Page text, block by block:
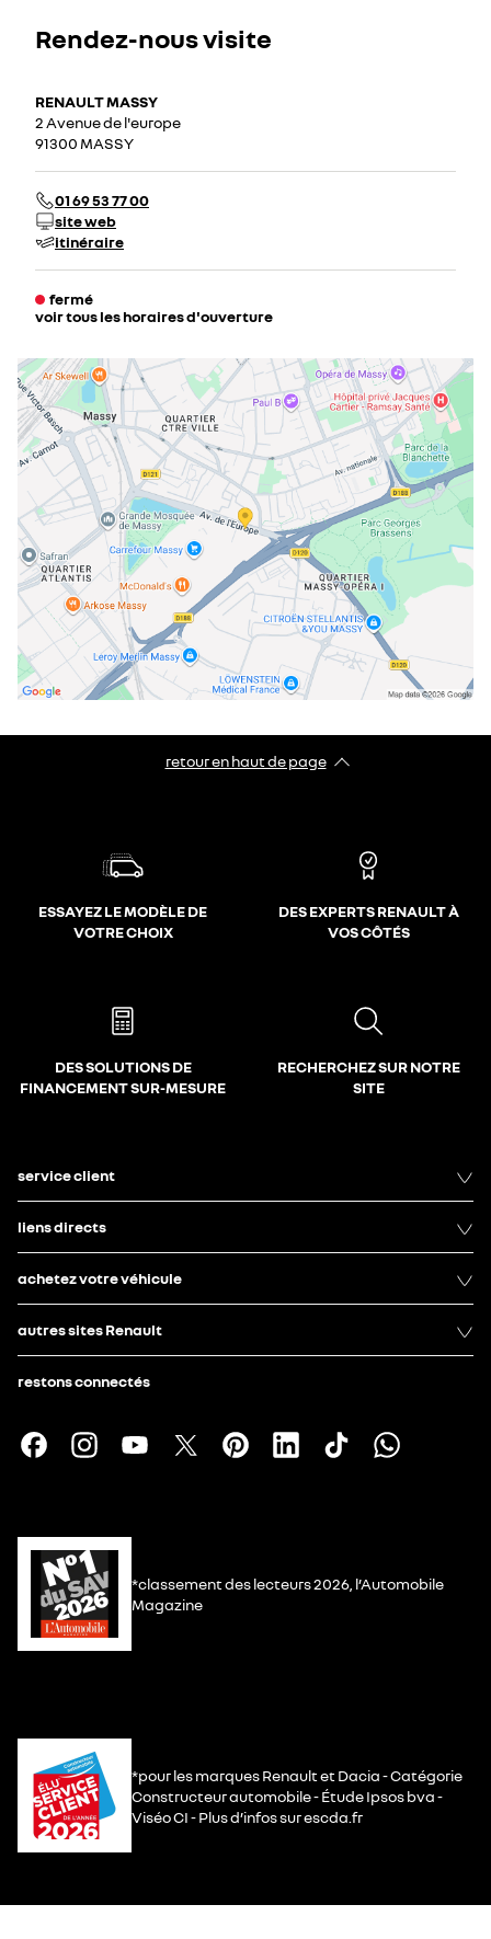
Rendez-nous visite
RENAULT MASSY
2 Avenue de l'europe
91300 MASSY
01 69 53 77 00
site web
itinéraire
fermé
voir tous les horaires d'ouverture
mardi
09:00 - 12:30
13:30 - 19:00
mercredi
09:00 - 12:3013:30 - 19:00
jeudi
09:00 - 12:3013:30 - 19:00
vendredi
09:00 - 12:3013:30 - 19:00
samedi
09:00 - 12:3013:30 - 19:00
dimanche
fermé
retour en haut de page​
ESSAYEZ LE MODÈLE DE
VOTRE CHOIX
DES EXPERTS RENAULT À
VOS CÔTÉS
DES SOLUTIONS DE
FINANCEMENT SUR-MESURE
RECHERCHEZ SUR NOTRE
SITE
service client
liens directs
achetez votre véhicule
autres sites Renault
restons connectés
*classement des lecteurs 2026, l’Automobile
Magazine
*pour les marques Renault et Dacia - Catégorie
Constructeur automobile - Étude Ipsos bva -
Viséo CI - Plus d’infos sur escda.fr